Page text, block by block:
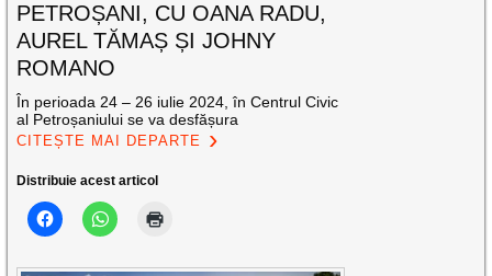
PETROȘANI, CU OANA RADU,
AUREL TĂMAȘ ȘI JOHNY
ROMANO
În perioada 24 – 26 iulie 2024, în Centrul Civic
al Petroșaniului se va desfășura
CITEȘTE MAI DEPARTE
Distribuie acest articol